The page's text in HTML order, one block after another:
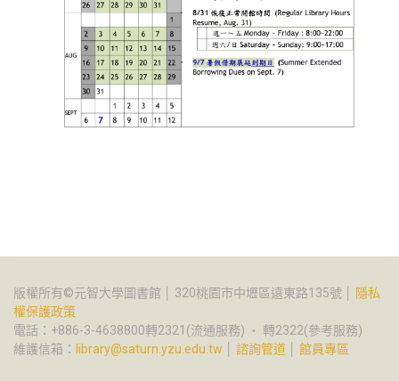
版權所有©元智大學圖書館 │ 320桃園市中壢區遠東路135號 │
隱私
權保護政策
電話：+886-3-4638800轉2321(流通服務) ‧ 轉2322(參考服務)
維護信箱： library@saturn.yzu.edu.tw 諮詢管道 館員專區